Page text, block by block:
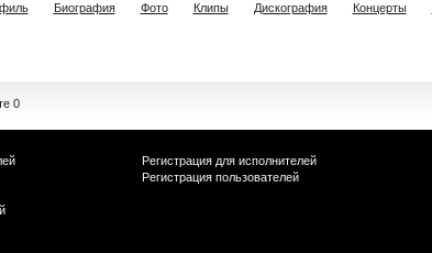
Биография Фото Клипы Дискография Концерты
0
Регистрация для исполнителей
Регистрация пользователей